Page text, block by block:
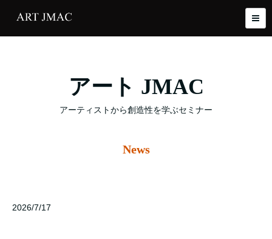
アート JMAC
アーティストから創造性を学ぶセミナー
News
2026/7/17